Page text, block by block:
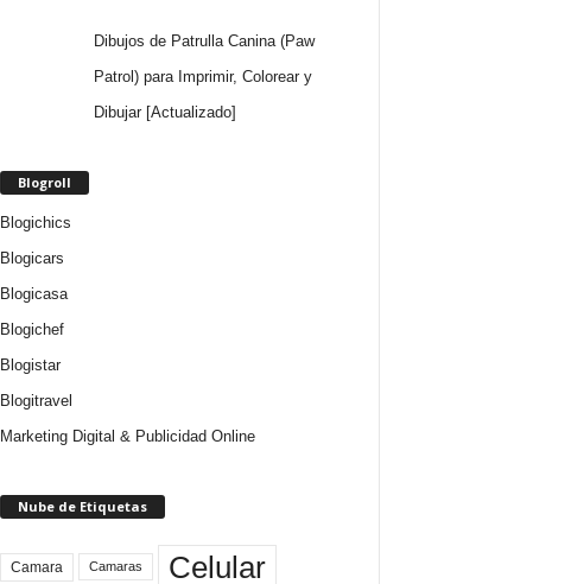
Dibujos de Patrulla Canina (Paw
Patrol) para Imprimir, Colorear y
Dibujar [Actualizado]
Blogroll
Blogichics
Blogicars
Blogicasa
Blogichef
Blogistar
Blogitravel
Marketing Digital & Publicidad Online
Nube de Etiquetas
Camara Camaras Celular